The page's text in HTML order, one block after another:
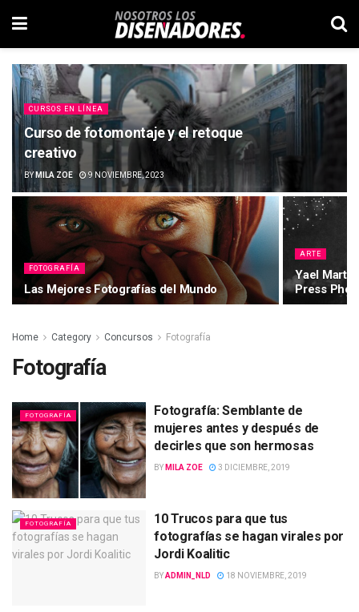
CURSOS EN LÍNEA
Curso de fotomontaje y el retoque
creativo
BY MILA ZOE 9 NOVIEMBRE, 2023
FOTOGRAFÍA
Las Mejores Fotografías del Mundo
ARTE
Yael
Press
Home Category Concursos Fotografía
Fotografía
FOTOGRAFÍA
Fotografía: Semblante de
mujeres antes y después de
decirles que son hermosas
BY MILA ZOE 3 DICIEMBRE, 2019
FOTOGRAFÍA
10 Trucos para que tus
fotografías se hagan virales por
Jordi Koalitic
BYADMIN_NLD 18 NOVIEMBRE, 2019